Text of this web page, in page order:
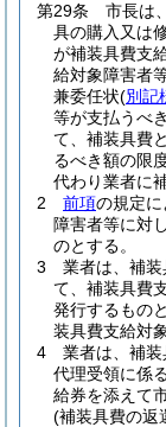
第29条
市長は
具の購入又は
が補装具費支
給対象障害者
兼委任状(別記
等が支払うべ
て、補装具費
るべき額の限
代わり業者に
2
前項の規定
障害者等に対
のとする。
3
業者は、補
て、補装具費
発行するもの
装具費支給対
4
業者は、補
代理受領に係
給券を添えて
(補装具費の返